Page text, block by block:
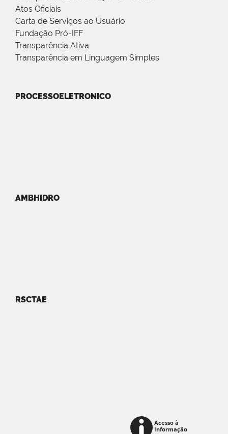
Atos Oficiais
Carta de Serviços ao Usuário
Fundação Pró-IFF
Transparência Ativa
Transparência em Linguagem Simples
PROCESSOELETRONICO
AMBHIDRO
RSCTAE